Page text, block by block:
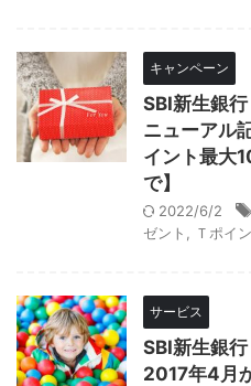
キャンペーン
SBI新生銀
ニューアル
イント最大
で】
2022/6/2
ゼント
Ｔポイ
サービス
SBI新生銀
2017年4月